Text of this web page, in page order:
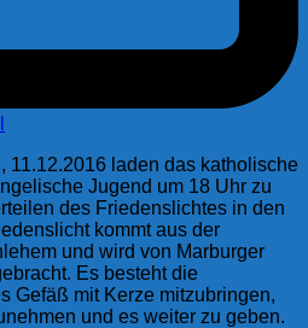
11.12.2016 laden das katholische
Jugend um 18 Uhr zu
des Friedenslichtes in den
kommt aus der
und wird von Marburger
Es besteht die
Gefäß mit Kerze mitzubringen,
und es weiter zu geben.